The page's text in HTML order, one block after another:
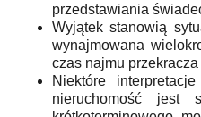
przedstawiania
Wyjątek stanowią
wynajmowana
czas najmu
Niektóre
nieruchomość jest